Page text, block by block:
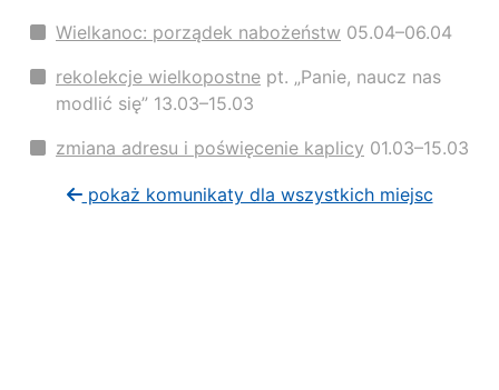
Wielkanoc: porządek nabożeństw 05.04–06.04
rekolekcje wielkopostne pt. „Panie, naucz nas
modlić się” 13.03–15.03
zmiana adresu i poświęcenie kaplicy 01.03–15.03
pokaż komunikaty dla wszystkich miejsc